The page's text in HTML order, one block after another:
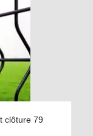
clôture 79